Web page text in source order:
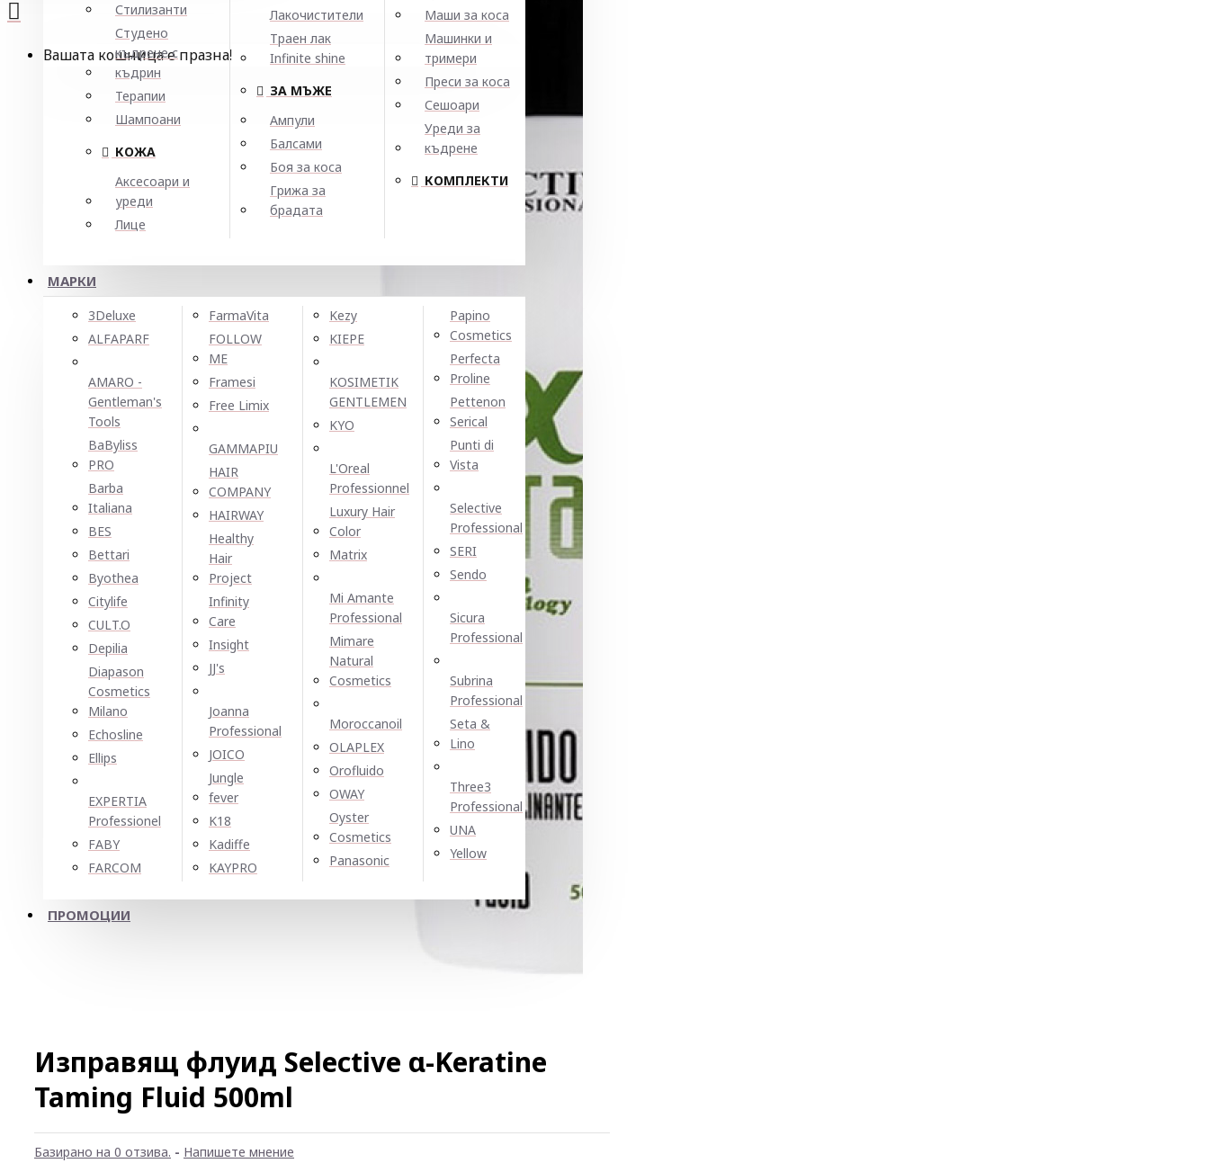
Стилизанти
Студено
къдрене с
къдрин
Терапии
Шампоани
КОЖА
Аксесоари и
уреди
Лице
Лакочистители
Траен лак
Infinite shine
ЗА МЪЖЕ
Ампули
Балсами
Боя за коса
Грижа за
брадата
Маши за коса
Машинки и
тримери
Преси за коса
Сешоари
Уреди за
къдрене
КОМПЛЕКТИ
МАРКИ
3Deluxe
ALFAPARF
AMARO -
Gentleman's
Tools
BaByliss
PRO
Barba
Italiana
BES
Bettari
Byothea
Citylife
CULT.O
Depilia
Diapason
Cosmetics
Milano
Echosline
Ellірѕ
EXPERTIA
Professionel
FABY
FARCOM
FarmaVita
FOLLOW
ME
Framesi
Free Limix
GAMMAPIU
HAIR
COMPANY
HAIRWAY
Healthy
Hair
Project
Infinity
Care
Insight
JJ's
Joanna
Professional
JOICO
Jungle
fever
K18
Kadiffe
KAYPRO
Kezy
KIEPE
KOSIMETIK
GENTLEMEN
KYO
L'Oreal
Professionnel
Luxury Hair
Color
Matrix
Mi Amante
Professional
Mimare
Natural
Cosmetics
Moroccanoil
OLAPLEX
Orofluido
OWAY
Oyster
Cosmetics
Panasonic
Papino
Cosmetics
Perfecta
Proline
Pettenon
Serical
Punti di
Vista
Selective
Professional
SERI
Sendo
Sicura
Professional
Subrina
Professional
Seta &
Lino
Three3
Professional
UNA
Yellow
ПРОМОЦИИ
Вашата кошница е празна!
Изправящ флуид Selective α-Keratine
Taming Fluid 500ml
Базирано на 0 отзива. - Напишете мнение